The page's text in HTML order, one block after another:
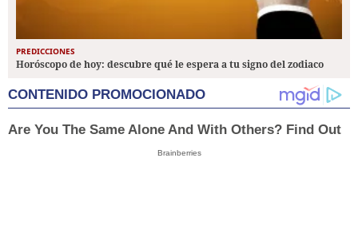
PREDICCIONES
Horóscopo de hoy: descubre qué le espera a tu signo del zodiaco
CONTENIDO PROMOCIONADO
Are You The Same Alone And With Others? Find Out
Brainberries